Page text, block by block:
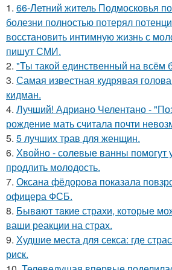
1. 66-Летний житель Подмосковья
болезни полностью потерял
восстановить интимную жизнь с
пишут СМИ.
2. "Ты такой единственный на всём
3. Самая известная кудрявая
кидман.
4. Лучший! Адриано Челентано -
рождение мать считала почти
5. 5 лучших трав для женщин.
6. Хвойно - солевые ванны помогут
продлить молодость.
7. Оксана фёдорова показала
офицера ФСБ.
8. Бывaют тaкие страхи, которые
ваши реакции на страх.
9. Худшие места для секса: где
риск.